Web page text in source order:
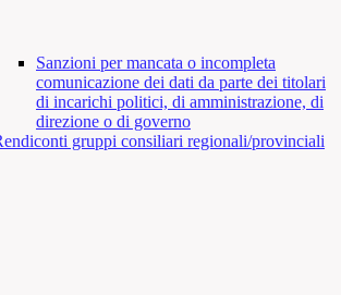
Sanzioni per mancata o incompleta
comunicazione dei dati da parte dei titolari
di incarichi politici, di amministrazione, di
direzione o di governo
gruppi consiliari regionali/provinciali